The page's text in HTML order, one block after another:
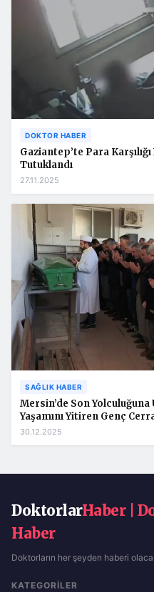
DOKTOR HABER
Gaziantep’te Para
Tutuklandı
27.11.2025
SAĞLIK HABER
Mersin’de Son
Yaşamını Yitiren Genç
30.12.2025
DoktorlarHaber |
Haber
Doktorların her şeyden haberi
KATEGORILER